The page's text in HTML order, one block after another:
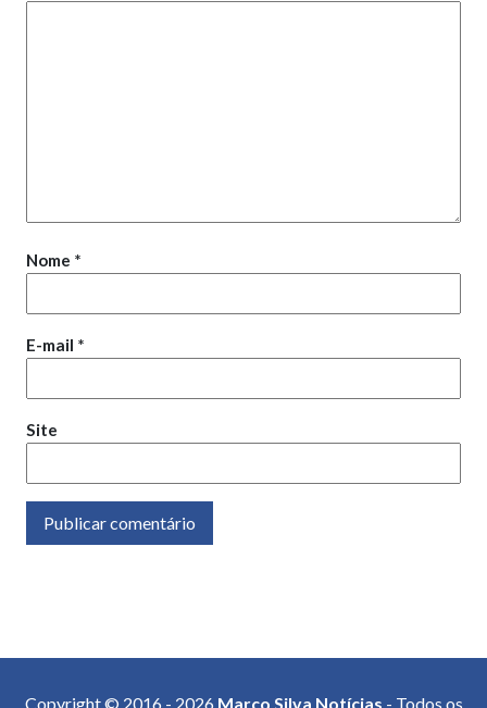
Nome *
E-mail *
Site
Copyright © 2016 - 2026 Marco Silva Notícias - Todos os